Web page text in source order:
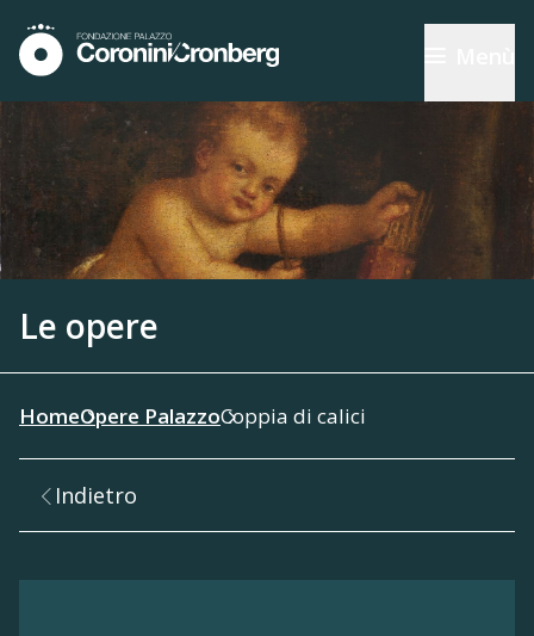
Le opere
HomeOpere PalazzoCoppia di calici
Indietro